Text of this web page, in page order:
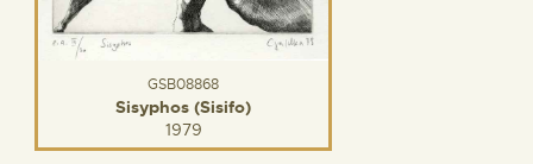
GSB08868
Sisyphos (Sisifo)
1979